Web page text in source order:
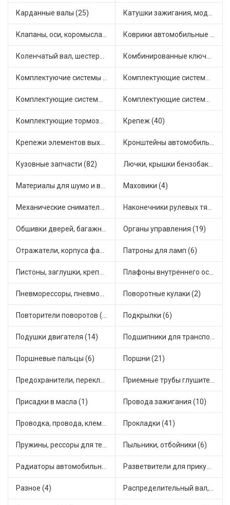
Карданные валы (25) Катушки зажигания, модули зажигания (3)
Клапаны, оси, коромысла (14) Коврики автомобильные (7)
Коленчатый вал, шестерни коленчатого вала (9) Комбинированные ключи (3)
Комплектуючие системы стеклоочистителя (9) Комплектующие системы выпуска отработавших газов (9)
Комплектующие системы отопления (22) Комплектующие системы питания (10)
Комплектующие тормозной системы (22) Крепеж (40)
Крепежи элементов выхлопной системы (5) Кронштейны автомобильные (4)
Кузовные запчасти (82) Лючки, крышки бензобака (6)
Материалы для шумо и виброизоляции (1) Маховики (4)
Механические сниматели (1) Наконечники рулевых тяг (30)
Обшивки дверей, багажника, потолков, накладки салона (36) Органы управления (19)
Отражатели, корпуса фар и фонарей (1) Патроны для ламп (6)
Пистоны, заглушки, крепежные элементы (12) Плафоны внутреннего освещения (1)
Пневморессоры, пневмоподушки (1) Поворотные кулаки (2)
Повторители поворотов (10) Подкрылки (6)
Подушки двигателя (14) Подшипники для транспорта (43)
Поршневые пальцы (6) Поршни (21)
Предохранители, переключатели, кнопки автомобильные (40) Приемные трубы глушителя (5)
Присадки в масла (1) Провода зажигания (10)
Проводка, провода, клеммы и разъемы (23) Прокладки (41)
Пружины, рессоры для техники (29) Пыльники, отбойники (6)
Радиаторы автомобильные (15) Разветвители для прикуривателя (3)
Разное (4) Распределительный вал, шестерни распределительного (7)